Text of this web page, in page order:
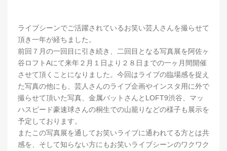
ライブシーンでご活躍されているお笑い芸人さんを撮らせて
頂き一年が経ちました。
前回７月の一回目に引き続き、二回目となる写真展を阿佐ヶ
谷ロフトAにて来年２月１日より２８日までの一ヶ月間開催
させて頂くことになりました。今回はライブの臨場感を捉え
た写真の他にも、芸人さんのライブ企画やインスタ用に外で
撮らせて頂いた写真、金属バットさんとLOFT9渋谷、マッ
ハスピード豪速球さんの桐生での山籠りなどの様子も展示を
予定しております。
またこの写真展を通してお笑いライブに通われてる方とは共
感を、そして知らない方にもお笑いライブシーンのワクワク